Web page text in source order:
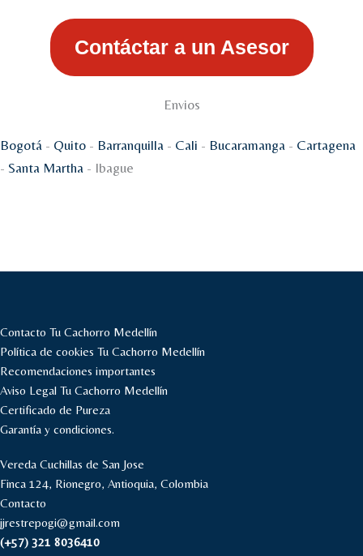
Contáctar a un Asesor
Envios
Bogotá - Quito - Barranquilla - Cali - Bucaramanga - Cartagena
- Santa Martha - Ibague
Contacto Tu Cachorro Medellín
Política de cookies Tu Cachorro Medellín
Recomendaciones importantes
Aviso Legal Tu Cachorro Medellín
Certificado de Pureza
Garantía y condiciones.
Vereda Cuchillas de San Jose
Finca 124, Rionegro, Antioquia, Colombia
Contacto
jjrestrepogi@gmail.com
(+57) 321 8036410